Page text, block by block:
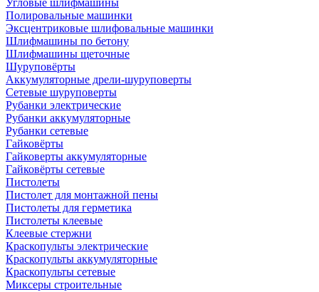
Угловые шлифмашины
Полировальные машинки
Эксцентриковые шлифовальные машинки
Шлифмашины по бетону
Шлифмашины щеточные
Шуруповёрты
Аккумуляторные дрели-шуруповерты
Сетевые шуруповерты
Рубанки электрические
Рубанки аккумуляторные
Рубанки сетевые
Гайковёрты
Гайковерты аккумуляторные
Гайковёрты сетевые
Пистолеты
Пистолет для монтажной пены
Пистолеты для герметика
Пистолеты клеевые
Клеевые стержни
Краскопульты электрические
Краскопульты аккумуляторные
Краскопульты сетевые
Миксеры строительные